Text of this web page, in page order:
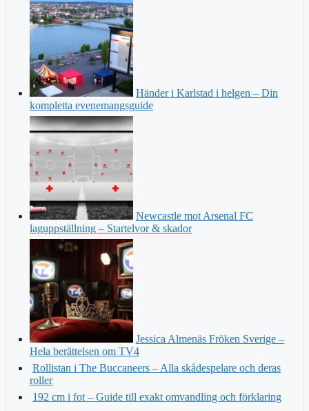
Händer i Karlstad i helgen – Din
kompletta evenemangsguide
Newcastle mot Arsenal FC
laguppställning – Startelvor & skador
Jessica Almenäs Fröken Sverige –
Hela berättelsen om TV4
Rollistan i The Buccaneers – Alla skådespelare och deras
roller
192 cm i fot – Guide till exakt omvandling och förklaring